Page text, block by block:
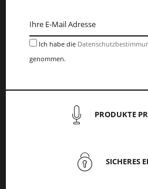
Ich habe die
genommen.
PRODUKTE
SICHERES